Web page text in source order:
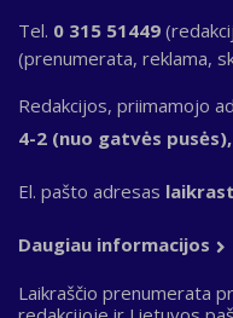
Tel. 0 315 51449
(prenumerata, reklama,
Redakcijos, priimamojo
4-2 (nuo gatvės
El. pašto adresas
Daugiau informacijos
Laikraščio prenumerata